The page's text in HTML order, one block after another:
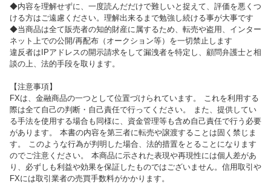
◆内容を理解せずに、一度読んだだけで難しいと捉えて、評価を悪くつ
ける方はご遠慮ください。理解出来るまで勉強し続ける事が大事です
◆当商品は全て販売者の知的財産に属するため、転売や盗用、インター
ネット上での公開/再配布（オークション等）を一切禁止します
違反者はIPアドレスの開示請求をして漏洩者を特定し、顧問弁護士と相
談の上、法的手段を取ります。
【注意事項】
FXは、金融商品の一つとして位置づけられています。 これを利用する
際は全て自己の判断・自己責任で行ってください。 また、提供してい
る手法を使用する場合も同様に、資金管理等も含め自己責任で行う必要
があります。 本書の内容を第三者に転売や譲渡することは固く禁じま
す。 このような行為が判明した場合、法的措置をとることになります
のでご注意ください。 本商品に示された表現や再現性には個人差があ
り、必ずしも利益や効果を保証したものではございません。信用取引や
FXには取引業者の売買手数料がかかります。